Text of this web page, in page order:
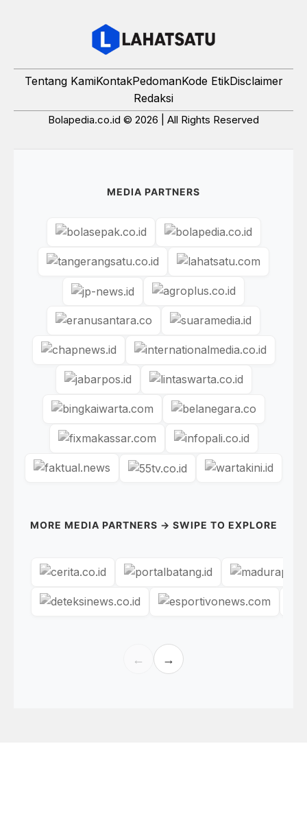
Tentang KamiKontakPedomanKode EtikDisclaimer
Redaksi
Bolapedia.co.id © 2026 | All Rights Reserved
MEDIA PARTNERS
MORE MEDIA PARTNERS → SWIPE TO EXPLORE
← →